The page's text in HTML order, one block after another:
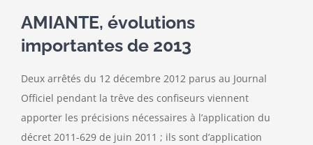
AMIANTE, évolutions
importantes de 2013
Deux arrêtés du 12 décembre 2012 parus au Journal
Officiel pendant la trêve des confiseurs viennent
apporter les précisions nécessaires à l’application du
décret 2011-629 de juin 2011 ; ils sont d’application